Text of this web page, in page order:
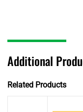
Additional
Related Products